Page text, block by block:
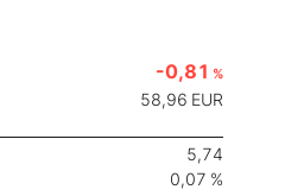
-0,81 %
58,96 EUR
5,74
0,07 %